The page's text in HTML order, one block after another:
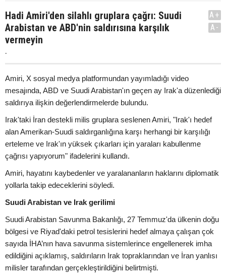
Hadi Amiri'den silahlı gruplara çağrı: Suudi
Arabistan ve ABD'nin saldırısına karşılık
vermeyin
.
A+
A-
Amiri, X sosyal medya platformundan yayımladığı video
mesajında, ABD ve Suudi Arabistan'ın geçen ay Irak'a düzenlediği
saldırıya ilişkin değerlendirmelerde bulundu.
Irak'taki İran destekli milis gruplara seslenen Amiri, "Irak'ı hedef
alan Amerikan-Suudi saldırganlığına karşı herhangi bir karşılığı
erteleme ve Irak'ın yüksek çıkarları için yaraları kabullenme
çağrısı yapıyorum" ifadelerini kullandı.
Amiri, hayatını kaybedenler ve yaralananların haklarını diplomatik
yollarla takip edeceklerini söyledi.
Suudi Arabistan ve Irak gerilimi
Suudi Arabistan Savunma Bakanlığı, 27 Temmuz'da ülkenin doğu
bölgesi ve Riyad'daki petrol tesislerini hedef almaya çalışan çok
sayıda İHA’nın hava savunma sistemlerince engellenerek imha
edildiğini açıklamış, saldırıların Irak topraklarından ve İran yanlısı
milisler tarafından gerçekleştirildiğini belirtmişti.